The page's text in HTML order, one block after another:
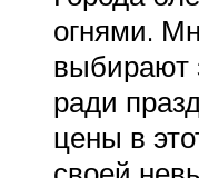
огнями.
выбирают
ради
цены в